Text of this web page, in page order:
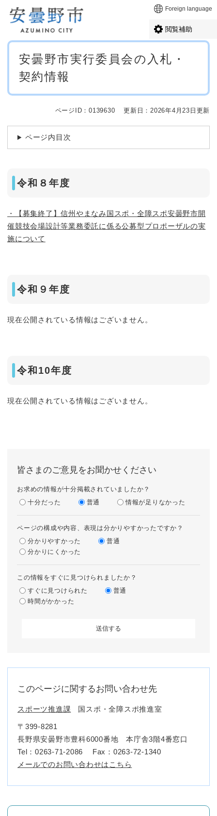
メニューを飛ばして本文へ Foreign language
閲覧補助
本
安曇野市実行委員会の入札・
契約情報
ページID：0139630 更新日：2026年4月23日更新
ページ内目次
令和８年度
・【募集終了】信州やまなみ国スポ・全障スポ安曇野市開
催競技会場設計等業務委託に係る公募型プロポーザルの実
施について
令和９年度
現在公開されている情報はございません。
令和10年度
現在公開されている情報はございません。
皆さまのご意見をお聞かせください
お求めの情報が十分掲載されていましたか？
十分だった
普通 情報が足りなかった
ページの構成や内容、表現は分かりやすかったですか？
分かりやすかった
普通
分かりにくかった
この情報をすぐに見つけられましたか？
すぐに見つけられた
普通
時間がかかった
このページに関するお問い合わせ先
スポーツ推進課 国スポ・全障スポ推進室
〒399-8281
長野県安曇野市豊科6000番地 本庁舎3階4番窓口
Tel：0263-71-2086
Fax：0263-72-1340
メールでのお問い合わせはこちら